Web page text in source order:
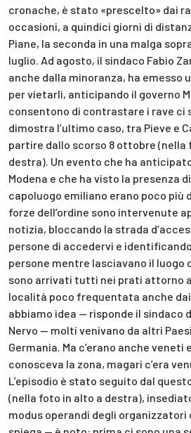
cronache, è stato «prescelto» dai
occasioni, a quindici giorni di
Piane, la seconda in una malga
luglio. Ad agosto, il sindaco Fabio
anche dalla minoranza, ha emesso
per vietarli, anticipando il governo
consentono di contrastare i rave ci
dimostra l’ultimo caso, tra Pieve e
partire dallo scorso 8 ottobre (nella
destra). Un evento che ha
Modena e che ha visto la presenza
capoluogo emiliano erano poco più
forze dell’ordine sono intervenute
notizia, bloccando la strada
persone di accedervi e
persone mentre lasciavano il luogo
sono arrivati tutti nei prati attorno
località poco frequentata anche dai
abbiamo idea — risponde il sindaco
Nervo — molti venivano da altri
Germania. Ma c’erano anche veneti
conosceva la zona, magari c’era
L’episodio è stato seguito dal
(nella foto in alto a destra),
modus operandi degli